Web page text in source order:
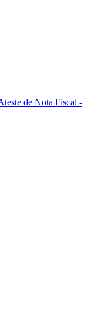
de Nota Fiscal -